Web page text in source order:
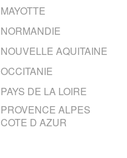
MAYOTTE
NORMANDIE
NOUVELLE AQUITAINE
OCCITANIE
PAYS DE LA LOIRE
PROVENCE ALPES
COTE D AZUR